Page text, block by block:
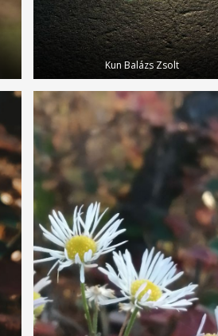
Kun Balázs Zsolt